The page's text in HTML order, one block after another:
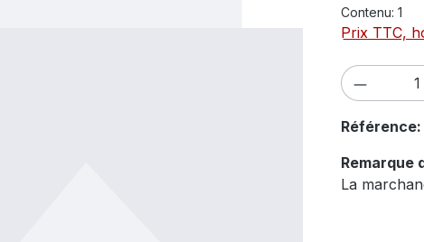
Contenu: 1
Prix TTC,
Référence:
Remarque
La